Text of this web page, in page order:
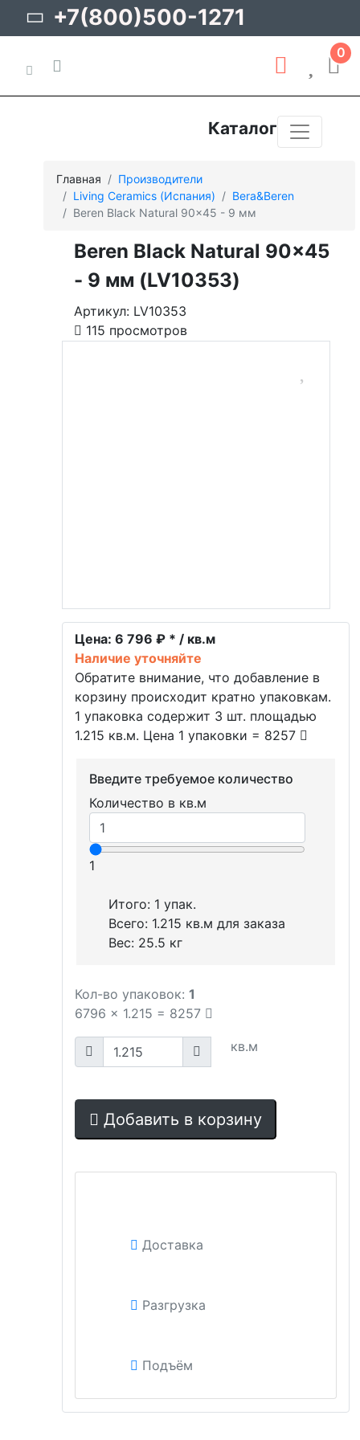
+7(800)500-1271
0
Каталог
Главная
Производители
Living Ceramics (Испания)
Bera&Beren
Beren Black Natural 90x45 - 9 мм
Beren Black Natural 90x45
- 9 мм (LV10353)
Артикул: LV10353
115 просмотров
Цена: 6 796 ₽ * / кв.м
Наличие уточняйте
Обратите внимание, что добавление в
корзину происходит кратно упаковкам.
1 упаковка содержит 3 шт. площадью
1.215 кв.м. Цена 1 упаковки = 8257
Введите требуемое количество
Количество в кв.м
1
Итого: 1 упак.
Всего: 1.215 кв.м для заказа
Вес: 25.5 кг
Кол-во упаковок: 1
6796 x 1.215 = 8257
кв.м
Добавить в корзину
Доставка
Разгрузка
Подъём